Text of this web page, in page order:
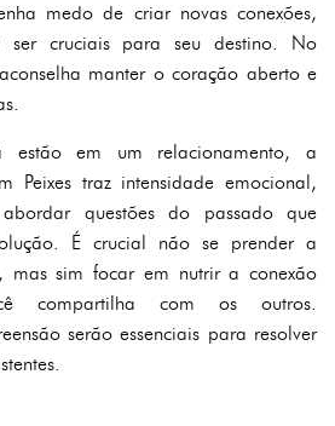
medo de criar novas conexões,
ser cruciais para seu destino. No
manter o coração aberto e
estão em um relacionamento, a
Peixes traz intensidade emocional,
questões do passado que
É crucial não se prender a
mas sim focar em nutrir a conexão
compartilha com os outros.
serão essenciais para resolver